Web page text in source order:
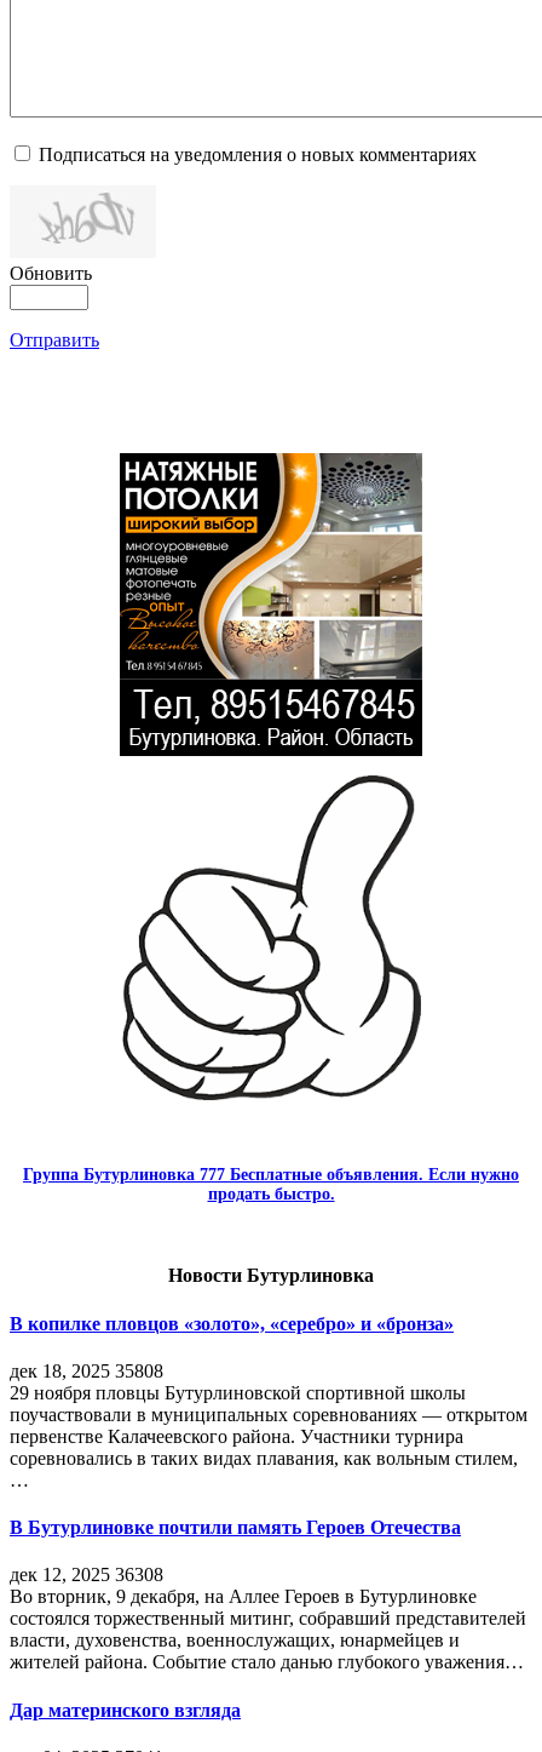
Подписаться на уведомления о новых комментариях
Обновить
Отправить
Группа Бутурлиновка 777 Бесплатные объявления. Если нужно
продать быстро.
Новости Бутурлиновка
В копилке пловцов «золото», «серебро» и «бронза»
дек 18, 2025 35808
29 ноября пловцы Бутурлиновской спортивной школы
поучаствовали в муниципальных соревнованиях — открытом
первенстве Калачеевского района. Участники турнира
соревновались в таких видах плавания, как вольным стилем,
…
В Бутурлиновке почтили память Героев Отечества
дек 12, 2025 36308
Во вторник, 9 декабря, на Аллее Героев в Бутурлиновке
состоялся торжественный митинг, собравший представителей
власти, духовенства, военнослужащих, юнармейцев и
жителей района. Событие стало данью глубокого уважения…
Дар материнского взгляда